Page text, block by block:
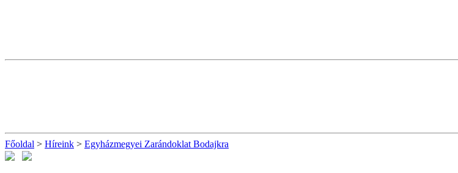
Főoldal > Híreink > Egyházmegyei Zarándoklat Bodajkra